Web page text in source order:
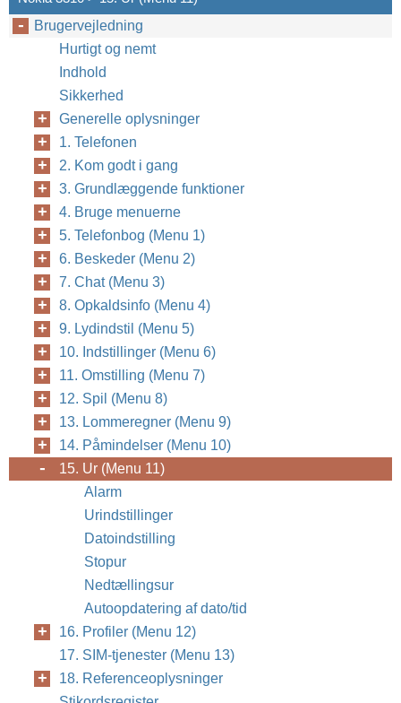
Brugervejledning
Hurtigt og nemt
Indhold
Sikkerhed
Generelle oplysninger
1. Telefonen
2. Kom godt i gang
3. Grundlæggende funktioner
4. Bruge menuerne
5. Telefonbog (Menu 1)
6. Beskeder (Menu 2)
7. Chat (Menu 3)
8. Opkaldsinfo (Menu 4)
9. Lydindstil (Menu 5)
10. Indstillinger (Menu 6)
11. Omstilling (Menu 7)
12. Spil (Menu 8)
13. Lommeregner (Menu 9)
14. Påmindelser (Menu 10)
15. Ur (Menu 11)
Alarm
Urindstillinger
Datoindstilling
Stopur
Nedtællingsur
Autoopdatering af dato/tid
16. Profiler (Menu 12)
17. SIM-tjenester (Menu 13)
18. Referenceoplysninger